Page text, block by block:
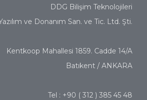
DDG Bilişim Teknolojileri
ve Donanım San. ve Tic. Ltd. Şti.
Kentkoop Mahallesi 1859. Cadde 14/A
Batıkent / ANKARA
Tel : +90 ( 312 ) 385 45 48